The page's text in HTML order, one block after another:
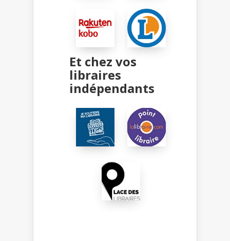
Et chez vos
libraires
indépendants